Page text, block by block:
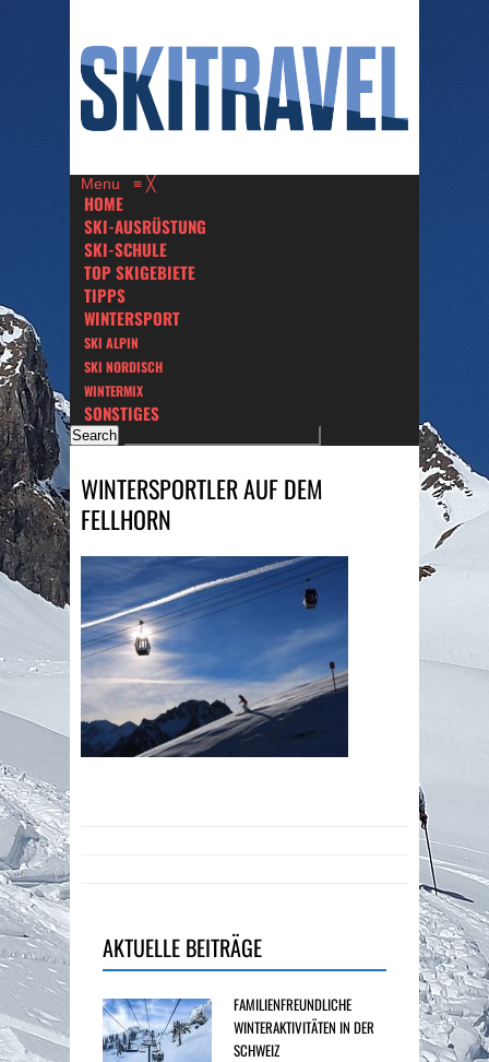
Menu ≡ ╳
HOME
SKI-AUSRÜSTUNG
SKI-SCHULE
TOP SKIGEBIETE
TIPPS
WINTERSPORT
SKI ALPIN
SKI NORDISCH
WINTERMIX
SONSTIGES
WINTERSPORTLER AUF DEM
FELLHORN
AKTUELLE BEITRÄGE
FAMILIENFREUNDLICHE
WINTERAKTIVITÄTEN IN DER
SCHWEIZ